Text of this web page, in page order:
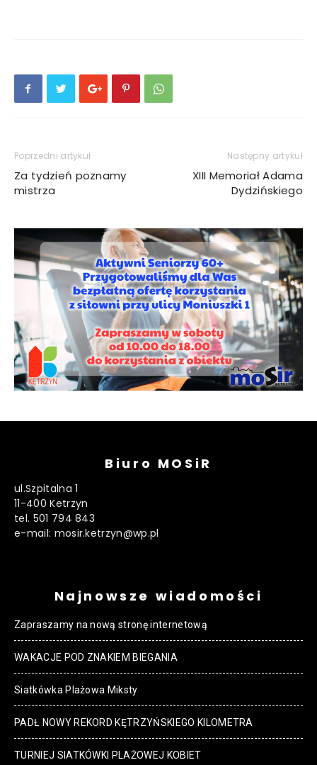
Poprzedni artykuł
Za tydzień poznamy
mistrza
Następny artykuł
XIII Memoriał Adama
Dydzińskiego
Biuro MOSiR
ul.Szpitalna 1
11-400 Ketrzyn
tel. 501 794 843
e-mail: mosir.ketrzyn@wp.pl
Najnowsze wiadomości
Zapraszamy na nową stronę internetową
WAKACJE POD ZNAKIEM BIEGANIA
Siatkówka Plażowa Miksty
PADŁ NOWY REKORD KĘTRZYŃSKIEGO KILOMETRA
TURNIEJ SIATKÓWKI PLAŻOWEJ KOBIET